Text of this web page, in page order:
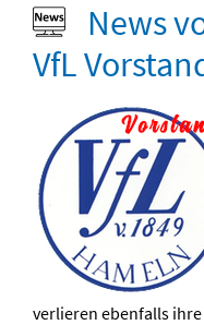
News
VfL
verlieren ebenfalls